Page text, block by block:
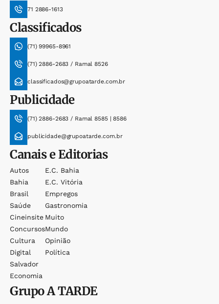
71 2886-1613
Classificados
(71) 99965-8961
(71) 2886-2683 / Ramal 8526
classificados@grupoatarde.com.br
Publicidade
(71) 2886-2683 / Ramal 8585 | 8586
publicidade@grupoatarde.com.br
Canais e Editorias
Autos
Bahia
Brasil
Saúde
Cineinsite
Concursos
Cultura
Digital
Salvador
Economia
E.c. Bahia
E.c. Vitória
Empregos
Gastronomia
Muito
Mundo
Opinião
Política
GrupoA TARDE